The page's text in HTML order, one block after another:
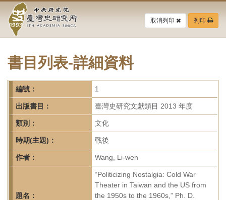
要
中
央
研
究
院-
臺
灣
史
研
究
取消列印 列印
書目列表-詳細資料
編號： 1
出版書目： 臺灣史研究文獻類目 2013 年度
類別： 文化
時期(主題)： 戰後
作者： Wang, Li-wen
題名：
“Politicizing Nostalgia: Cold War
Theater in Taiwan and the US from
the 1950s to the 1960s,” Ph. D.